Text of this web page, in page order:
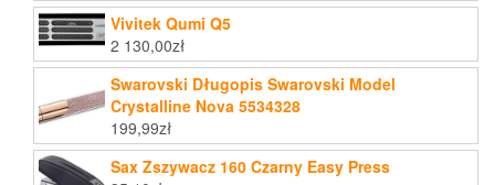
Vivitek Qumi Q5
2 130,00zł
Swarovski Długopis Swarovski Model
Crystalline Nova 5534328
199,99zł
Sax Zszywacz 160 Czarny Easy Press